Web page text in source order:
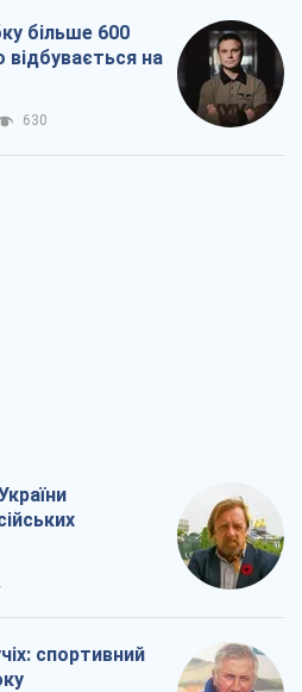
більше 600
відбувається на
630
спортивний